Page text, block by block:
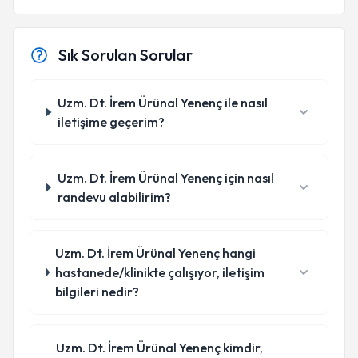
Sık Sorulan Sorular
Uzm. Dt. İrem Ürünal Yenenç ile nasıl
iletişime geçerim?
Uzm. Dt. İrem Ürünal Yenenç için nasıl
randevu alabilirim?
Uzm. Dt. İrem Ürünal Yenenç hangi
hastanede/klinikte çalışıyor, iletişim
bilgileri nedir?
Uzm. Dt. İrem Ürünal Yenenç kimdir,